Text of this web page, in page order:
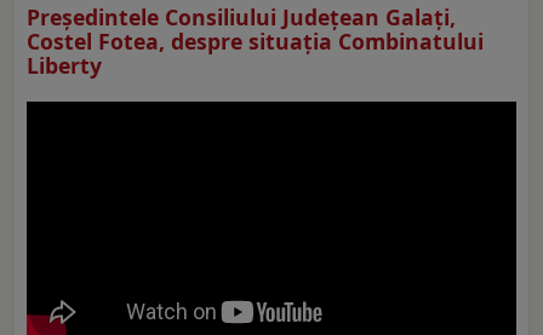
Preşedintele Consiliului Judeţean Galaţi,
Costel Fotea, despre situaţia Combinatului
Liberty